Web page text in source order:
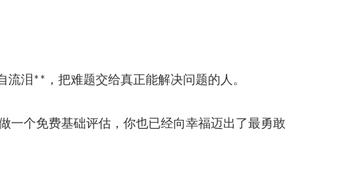
流泪 ** ，把难题交给真正能解决问题的人。
一个免费基础评估，你也已经向幸福迈出了最勇敢